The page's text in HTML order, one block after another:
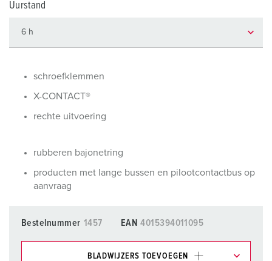
Uurstand
schroefklemmen
X-CONTACT®
rechte uitvoering
rubberen bajonetring
producten met lange bussen en pilootcontactbus op
aanvraag
Bestelnummer 1457 EAN 4015394011095
BLADWIJZERS TOEVOEGEN